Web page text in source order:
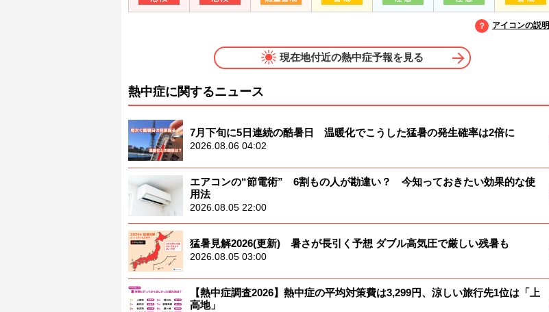
アイコンの説明
現在地付近の熱中症予報を見る
熱中症に関するニュース
7月下旬に5日連続の酷暑日 温暖化でこうした猛暑の発生確率は2倍に
2026.08.06 04:02
エアコンの“節電術” 6割もの人が勘違い？ 今知っておきたい効果的な使
用法
2026.08.05 22:00
猛暑見解2026(更新) 暑さが長引く予想 ダブル高気圧で厳しい残暑も
2026.08.05 03:00
【熱中症調査2026】熱中症の平均対策費は3,299円、涼しい旅行先1位は「上
高地」